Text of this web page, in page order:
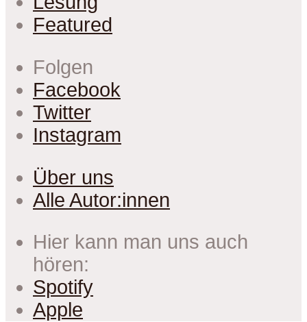
Featured
Folgen
Facebook
Twitter
Instagram
Über uns
Alle Autor:innen
Hier kann man uns auch
hören:
Spotify
Apple